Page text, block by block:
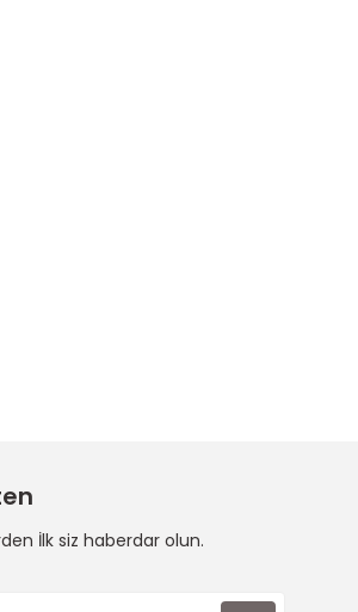
İlk siz haberdar olun.